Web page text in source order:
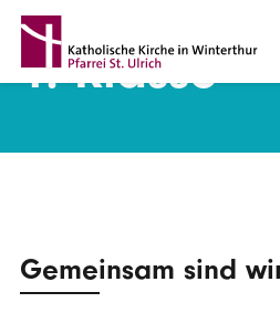
Direkt zum Inhalt
1. Klasse
Gemeinsam sind